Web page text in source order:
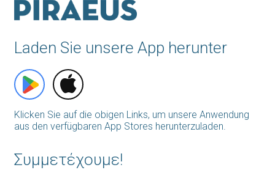
Laden Sie unsere App herunter
Klicken Sie auf die obigen Links, um unsere Anwendung
aus den verfügbaren App Stores herunterzuladen.
Συμμετέχουμε!